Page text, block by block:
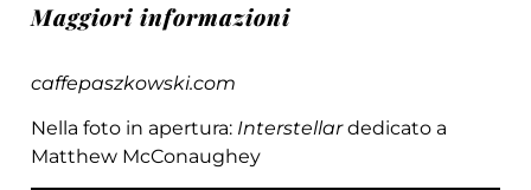
Maggiori informazioni
caffepaszkowski.com
Nella foto in apertura: Interstellardedicato a
Matthew McConaughey